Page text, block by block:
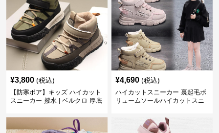
¥3,800 (税込)
【防寒ボア】キッズ ハイカット
スニーカー 撥水 | ベルクロ 厚底
¥4,690 (税込)
ハイカットスニーカー 裏起毛ボ
リュームソールハイカットスニ